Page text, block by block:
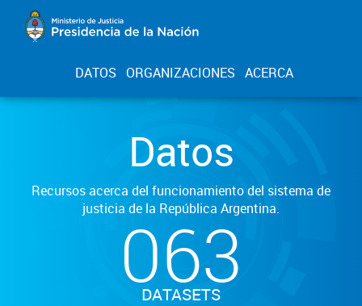
DATOS ORGANIZACIONES ACERCA
Datos
Recursos acerca del funcionamiento del sistema de
justicia de la República Argentina.
063
DATASETS